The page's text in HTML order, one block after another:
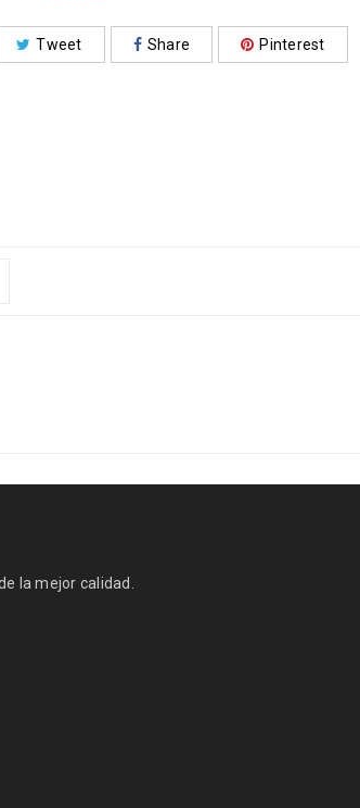
Tweet Share Pinterest
la mejor calidad.